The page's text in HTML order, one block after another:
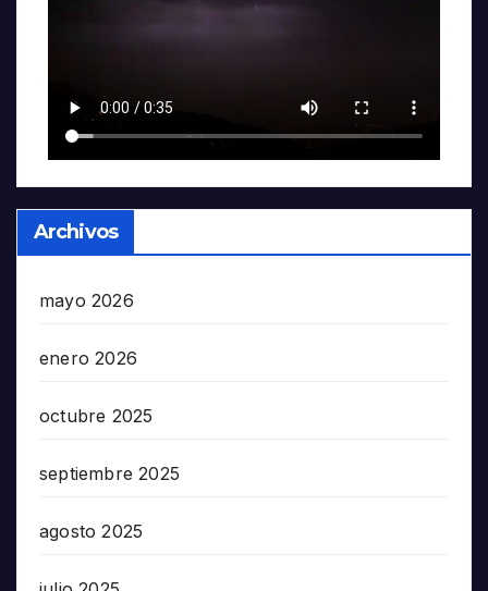
Archivos
mayo 2026
enero 2026
octubre 2025
septiembre 2025
agosto 2025